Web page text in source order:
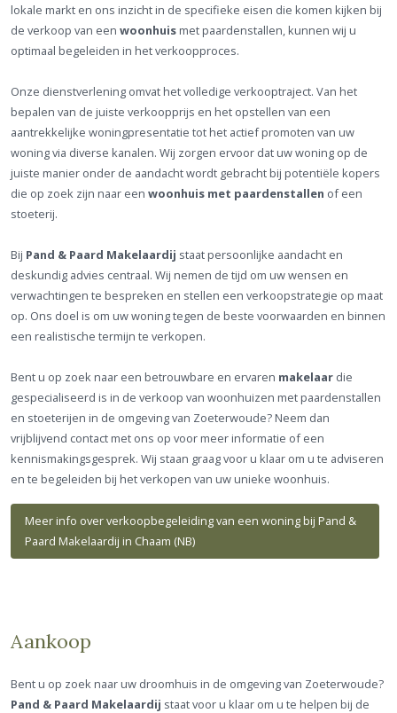
lokale markt en ons inzicht in de specifieke eisen die komen kijken bij
de verkoop van een woonhuis met paardenstallen, kunnen wij u
optimaal begeleiden in het verkoopproces.
Onze dienstverlening omvat het volledige verkooptraject. Van het
bepalen van de juiste verkoopprijs en het opstellen van een
aantrekkelijke woningpresentatie tot het actief promoten van uw
woning via diverse kanalen. Wij zorgen ervoor dat uw woning op de
juiste manier onder de aandacht wordt gebracht bij potentiële kopers
die op zoek zijn naar een woonhuis met paardenstallen of een
stoeterij.
Bij Pand & Paard Makelaardij staat persoonlijke aandacht en
deskundig advies centraal. Wij nemen de tijd om uw wensen en
verwachtingen te bespreken en stellen een verkoopstrategie op maat
op. Ons doel is om uw woning tegen de beste voorwaarden en binnen
een realistische termijn te verkopen.
Bent u op zoek naar een betrouwbare en ervaren makelaar die
gespecialiseerd is in de verkoop van woonhuizen met paardenstallen
en stoeterijen in de omgeving van Zoeterwoude? Neem dan
vrijblijvend contact met ons op voor meer informatie of een
kennismakingsgesprek. Wij staan graag voor u klaar om u te adviseren
en te begeleiden bij het verkopen van uw unieke woonhuis.
Meer info over verkoopbegeleiding van een woning bij Pand &
Paard Makelaardij in Chaam (NB)
Aankoop
Bent u op zoek naar uw droomhuis in de omgeving van Zoeterwoude?
Pand & Paard Makelaardij staat voor u klaar om u te helpen bij de